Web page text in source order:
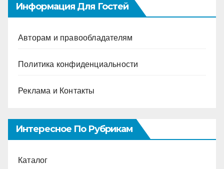
Информация Для Гостей
Авторам и правообладателям
Политика конфиденциальности
Реклама и Контакты
Интересное По Рубрикам
Каталог